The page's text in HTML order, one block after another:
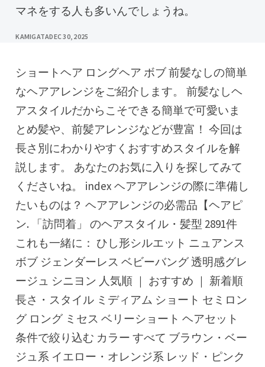
マネをする人も多いんでしょうね。
KAMIGATADEC 30, 2025
ショートヘア ロングヘア ボブ 前髪なしの簡単
なヘアアレンジをご紹介します。 前髪なしヘ
アスタイルだからこそできる簡単で可愛いま
とめ髪や、前髪アレンジなどが豊富！ 今回は
長さ別にわかりやすくおすすめスタイルを解
説します。 あなたのお気に入りを探してみて
くださいね。 index ヘアアレンジの際に準備し
たいものは？ ヘアアレンジの必需品【ヘアピ
ン. 「訪問着」 のヘアスタイル・髪型 2891件
これも一緒に： ひし形シルエット ニュアンス
ボブ ジェンダーレス ベビーバング 透明感グレ
ージュ シニヨン 人気順 ｜ おすすめ ｜ 新着順
長さ・スタイル ミディアム ショート セミロン
グ ロング ミセス ベリーショート ヘアセット
条件で絞り込む カラー すべて ブラウン・ベー
ジュ系 イエロー・オレンジ系 レッド・ピンク